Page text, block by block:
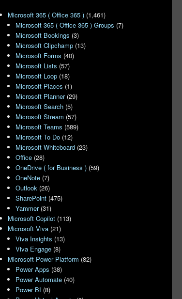
Microsoft 365 ( Office 365 ) (1,461)
Microsoft 365 ( Office 365 ) Groups (7)
Microsoft Bookings (3)
Microsoft Clipchamp (13)
Microsoft Forms (40)
Microsoft Lists (57)
Microsoft Loop (18)
Microsoft Places (1)
Microsoft Planner(29)
Microsoft Search (5)
Microsoft Stream (57)
Microsoft Teams (589)
Microsoft To Do (12)
Microsoft Whiteboard (23)
Office (28)
OneDrive ( for Business ) (59)
OneNote (7)
Outlook (26)
SharePoint (475)
Yammer(31)
Microsoft Copilot (113)
Microsoft Viva (21)
Viva Insights (13)
Viva Engage (8)
Microsoft Power Platform (82)
Power Apps (38)
Power Automate (40)
Power BI (8)